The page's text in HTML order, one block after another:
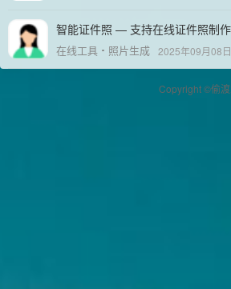
智能证件照 — 支持在线证件照制
在线工具 照片生成 2025年09月08日
Copyright ©偷